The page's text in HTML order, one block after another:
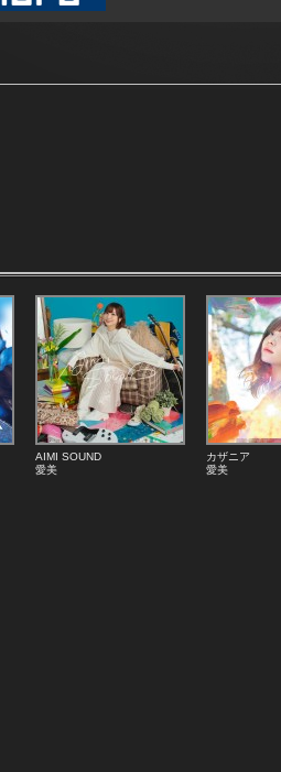
AIMI SOUND
愛美
カザニア
愛美